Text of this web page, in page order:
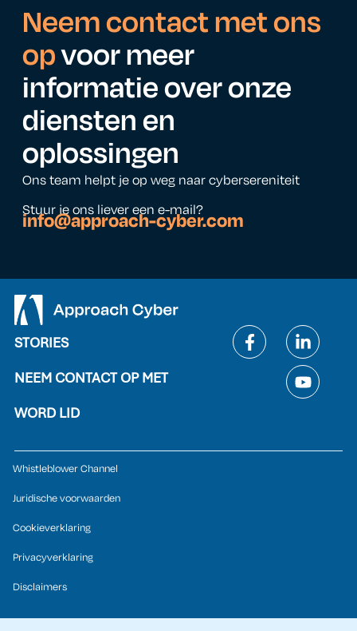
Neem contact met ons
opvoor meer
informatie over onze
diensten en
oplossingen
Ons team helpt je op weg naar cybersereniteit
Stuur je ons liever een e-mail?
info@approach-cyber.com
STORIES
NEEM CONTACT OP MET
WORD LID
Whistleblower Channel
Juridische voorwaarden
Cookieverklaring
Privacyverklaring
Disclaimers